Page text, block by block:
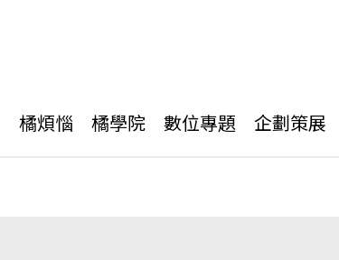
橘煩惱 橘學院 數位專題 企劃策展